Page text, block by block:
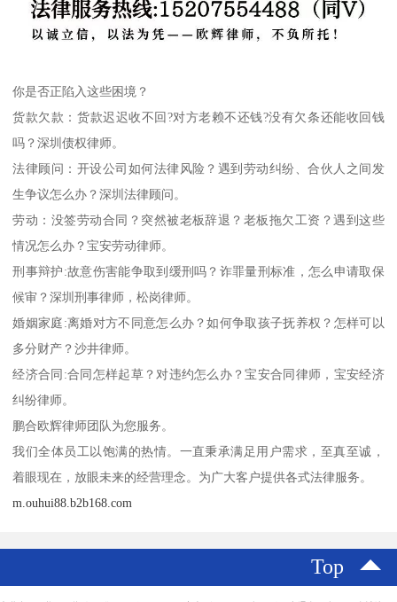
你是否正陷入这些困境？
货款欠款：货款迟迟收不回?对方老赖不还钱?没有欠条还能收回钱
吗？深圳债权律师。
法律顾问：开设公司如何法律风险？遇到劳动纠纷、合伙人之间发
生争议怎么办？深圳法律顾问。
劳动：没签劳动合同？突然被老板辞退？老板拖欠工资？遇到这些
情况怎么办？宝安劳动律师。
刑事辩护:故意伤害能争取到缓刑吗？诈罪量刑标准，怎么申请取保
候审？深圳刑事律师，松岗律师。
婚姻家庭:离婚对方不同意怎么办？如何争取孩子抚养权？怎样可以
多分财产？沙井律师。
经济合同:合同怎样起草？对违约怎么办？宝安合同律师，宝安经济
纠纷律师。
鹏合欧辉律师团队为您服务。
我们全体员工以饱满的热情。一直秉承满足用户需求，至真至诚，
着眼现在，放眼未来的经营理念。为广大客户提供各式法律服务。
m.ouhui88.b2b168.com
Top